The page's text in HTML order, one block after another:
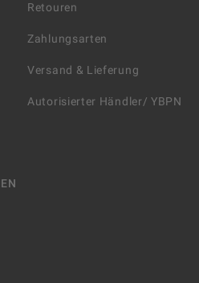
Retouren
Zahlungsarten
Versand & Lieferung
Autorisierter Händler/ YBPN